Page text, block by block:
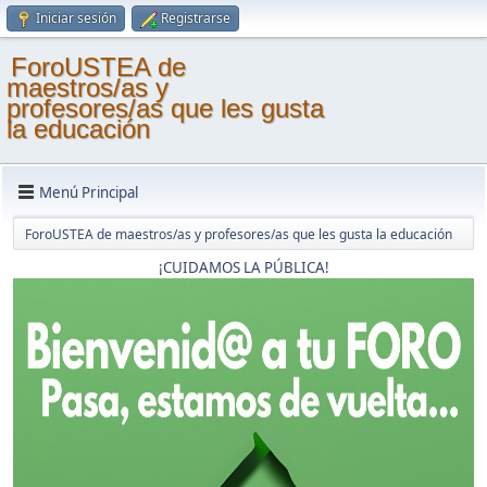
Iniciar sesión Registrarse
ForoUSTEA de
maestros/as y
profesores/as que les gusta
la educación
Menú Principal
ForoUSTEA de maestros/as y profesores/as que les gusta la educación
¡CUIDAMOS LA PÚBLICA!